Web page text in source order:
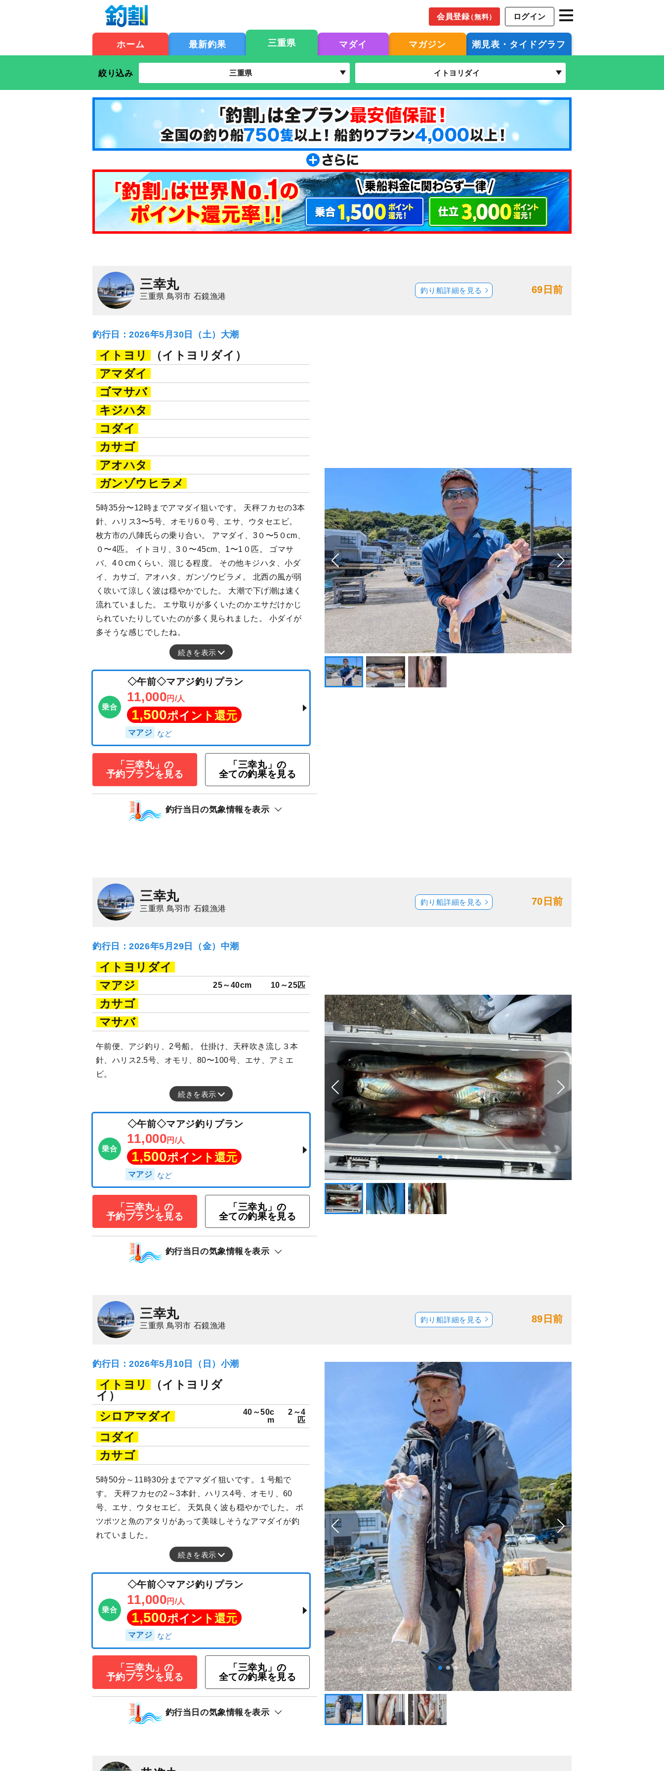
会員登録（無料） ログイン
ホーム 最新釣果 三重県 マダイ マガジン 潮見表・タイドグラフ
絞り込み 三重県 イトヨリダイ
三幸丸
三重県 鳥羽市 石鏡漁港
69日前
釣り船詳細を見る
釣行日：2026年5月30日（土）大潮
イトヨリ
（イトヨリダイ）
アマダイ
ゴマサバ
キジハタ
コダイ
カサゴ
アオハタ
ガンゾウヒラメ
5時35分〜12時までアマダイ狙いです。 天秤フカセの3本
針、ハリス3〜5号、オモリ6０号、エサ、ウタセエビ。
枚方市の八陣氏らの乗り合い。 アマダイ、3０〜5０cm、
０〜4匹。 イトヨリ、3０〜45cm、1〜1０匹。 ゴマサ
バ、4０cmくらい、混じる程度。 その他キジハタ、小ダ
イ、カサゴ、アオハタ、ガンゾウビラメ。 北西の風が弱
く吹いて涼しく波は穏やかでした。 大潮で下げ潮は速く
流れていました。 エサ取りが多くいたのかエサだけかじ
られていたりしていたのが多く見られました。 小ダイが
多そうな感じでしたね。
続きを表示
乗合
◇午前◇マアジ釣りプラン
11,000
1,500ポイント還元
マアジ
「三幸丸」の
予約プランを見る
「三幸丸」の
全ての釣果を見る
釣行当日の気象情報を表示
三幸丸
三重県 鳥羽市 石鏡漁港
70日前
釣り船詳細を見る
釣行日：2026年5月29日（金）中潮
イトヨリダイ
マアジ
25～40cm 10～25匹
カサゴ
マサバ
午前便、アジ釣り、2号船。 仕掛け、天秤吹き流し３本
針、ハリス2.5号、オモリ、80〜100号、エサ、アミエ
ビ。
続きを表示
◇午前◇マアジ釣りプラン
11,000円/人
1,500ポイント還元
「三幸丸」の
予約プランを見る
「三幸丸」の
全ての釣果を見る
釣行当日の気象情報を表示
三幸丸
三重県 鳥羽市 石鏡漁港
89日前
釣り船詳細を見る
釣行日：2026年5月10日（日）小潮
イトヨリ
（イトヨリダ
イ）
シロアマダイ
40～50c
m
2～4
匹
コダイ
カサゴ
5時50分～11時30分までアマダイ狙いです。１号船で
す。 天秤フカセの2～3本針、ハリス4号、オモリ、60
号、エサ、ウタセエビ。 天気良く波も穏やかでした。 ポ
ツポツと魚のアタリがあって美味しそうなアマダイが釣
れていました。
続きを表示
◇午前◇マアジ釣りプラン
「三幸丸」の
予約プランを見る
「三幸丸」の
全ての釣果を見る
釣行当日の気象情報を表示